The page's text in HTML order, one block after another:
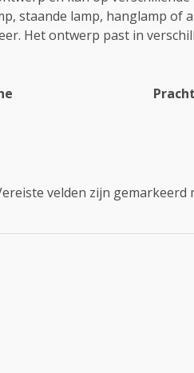
staande lamp, hanglamp of
Het ontwerp past in
velden zijn gemarkeerd